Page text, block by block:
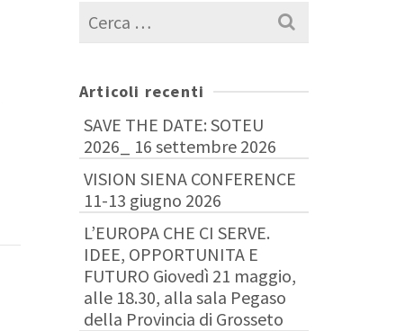
Cerca
per:
Articoli recenti
SAVE THE DATE: SOTEU
2026_ 16 settembre 2026
VISION SIENA CONFERENCE
11-13 giugno 2026
L’EUROPA CHE CI SERVE.
IDEE, OPPORTUNITA E
FUTURO Giovedì 21 maggio,
alle 18.30, alla sala Pegaso
della Provincia di Grosseto